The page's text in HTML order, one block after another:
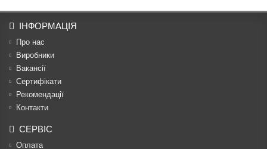
ІНФОРМАЦІЯ
Про нас
Виробники
Вакансії
Сертифікати
Рекомендації
Контакти
СЕРВІС
Оплата